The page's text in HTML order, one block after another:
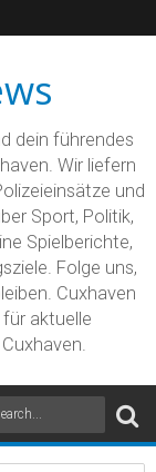
dein führendes
Wir liefern
und
Sport, Politik,
Spielberichte,
Folge uns,
Cuxhaven
für aktuelle